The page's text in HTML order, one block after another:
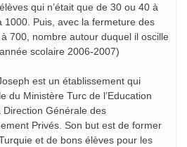
qui n’était que de 30 ou 40 à
1000. Puis, avec la fermeture des
700, nombre autour duquel il oscille
scolaire 2006-2007)
est un établissement qui
du Ministère Turc de l’Education
Générale des
Privés. Son but est de former
et de bons élèves pour les